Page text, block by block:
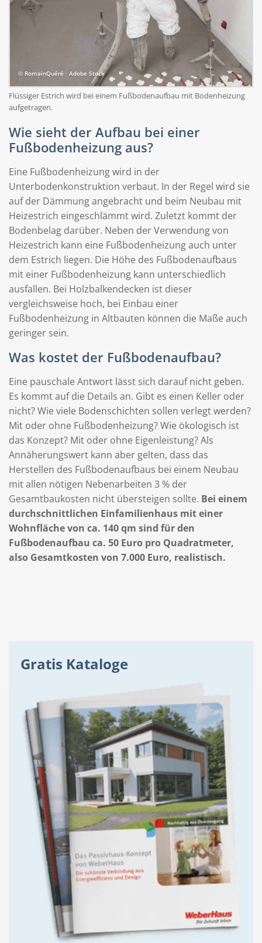
© RomainQuéré · Adobe Stock
Flüssiger Estrich wird bei einem Fußbodenaufbau mit Bodenheizung
aufgetragen.
Wie sieht der Aufbau bei einer
Fußbodenheizung aus?
Eine Fußbodenheizung wird in der
Unterbodenkonstruktion verbaut. In der Regel wird sie
auf der Dämmung angebracht und beim Neubau mit
Heizestrich eingeschlämmt wird. Zuletzt kommt der
Bodenbelag darüber. Neben der Verwendung von
Heizestrich kann eine Fußbodenheizung auch unter
dem Estrich liegen. Die Höhe des Fußbodenaufbaus
mit einer Fußbodenheizung kann unterschiedlich
ausfallen. Bei Holzbalkendecken ist dieser
vergleichsweise hoch, bei Einbau einer
Fußbodenheizung in Altbauten können die Maße auch
geringer sein.
Was kostet der Fußbodenaufbau?
Eine pauschale Antwort lässt sich darauf nicht geben.
Es kommt auf die Details an. Gibt es einen Keller oder
nicht? Wie viele Bodenschichten sollen verlegt werden?
Mit oder ohne Fußbodenheizung? Wie ökologisch ist
das Konzept? Mit oder ohne Eigenleistung? Als
Annäherungswert kann aber gelten, dass das
Herstellen des Fußbodenaufbaus bei einem Neubau
mit allen nötigen Nebenarbeiten 3 % der
Gesamtbaukosten nicht übersteigen sollte. Bei einem
durchschnittlichen Einfamilienhaus mit einer
Wohnfläche von ca. 140 qm sind für den
Fußbodenaufbau ca. 50 Euro pro Quadratmeter,
also Gesamtkosten von 7.000 Euro, realistisch.
Gratis Kataloge